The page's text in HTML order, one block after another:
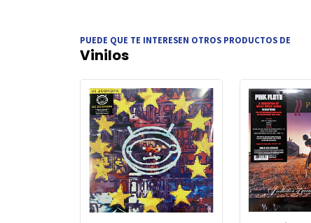
PUEDE QUE TE INTERESEN OTROS PRODUCTOS DE
Vinilos